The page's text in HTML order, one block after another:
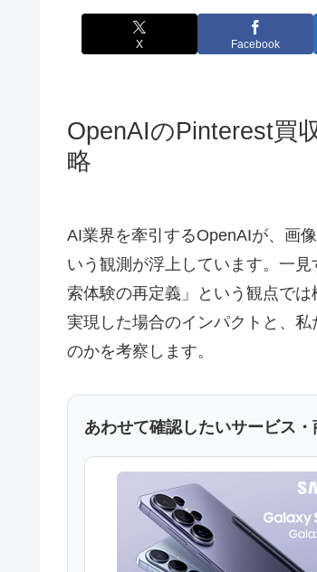
X Facebook
OpenAIのPinterest買
略
AI業界を牽引するOpenAIが、画
いう観測が浮上しています。一
索体験の再定義」という観点で
実現した場合のインパクトと、
のかを考察します。
あわせて確認したいサービス・